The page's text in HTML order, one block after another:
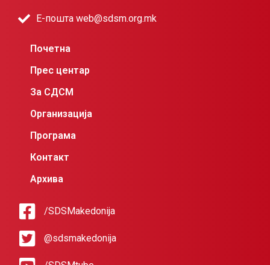
Е-пошта web@sdsm.org.mk
Почетна
Прес центар
За СДСМ
Организација
Програма
Контакт
Архива
/SDSMakedonija
@sdsmakedonija